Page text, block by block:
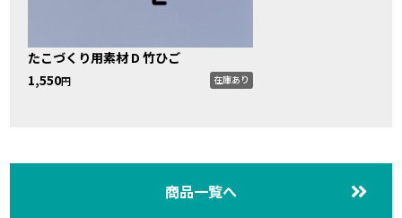
たこづくり用素材 D 竹ひご
1,550円 在庫あり
商品一覧へ